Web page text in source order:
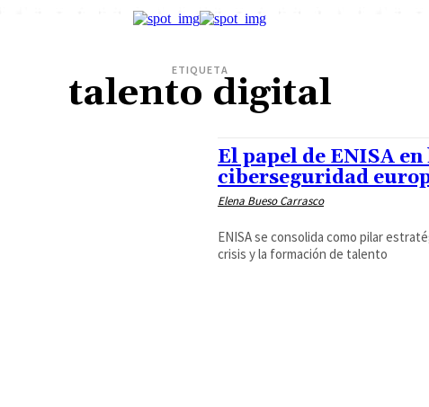
ETIQUETA
talento digital
El papel de ENISA
ciberseguridad
Elena Bueso Carrasco
ENISA se consolida como pilar
crisis y la formación de talento